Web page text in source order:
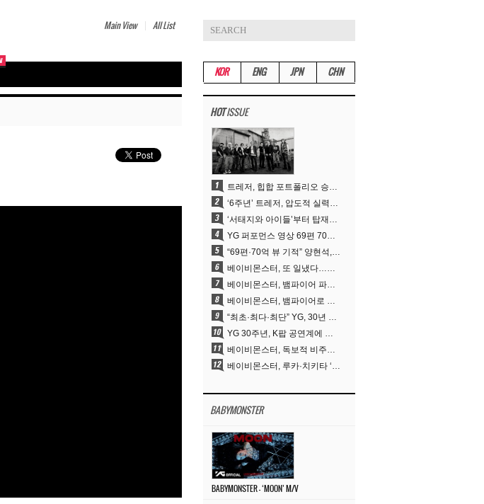
Main View All List
KOR ENG JPN CHN
HOTISSUE
트레저, 힙합 포트폴리오 승부수 통했다…데뷔 6주년 새 도약
‘6주년’ 트레저, 압도적 실력으로 증명한 ‘YG의 보물’ 진가
‘서태지와 아이들’부터 탑재한 안무DNA…양현석, YG 퍼포먼스 비디오 70억 뷰 신화의 시작
YG 퍼포먼스 영상 69편 70억뷰…양현석 제작 철학 통했다
“69편·70억 뷰 기적” 양현석, YG 퍼포먼스 비디오 100% 직접 만든 이유
베이비몬스터, 또 일냈다…유튜브 월드와이드 1위
베이비몬스터, 뱀파이어 파격 변신..유튜브 트렌딩 1위 직행
베이비몬스터, 뱀파이어로 변신…‘MOON’으로 찍은 3개월 프로젝트
“최초·최다·최단” YG, 30년 뚝심이 빚어낸 K팝 투어의 새 지평
YG 30주년, K팝 공연계에 어떤 것을 남겼나
베이비몬스터, 독보적 비주얼과 압도적 소화력..’MOON’
베이비몬스터, 루카·치키타 ‘문’ 비주얼 공개…절제된 카리스마·유니크 비주얼
BABYMONSTER
BABYMONSTER – ‘MOON’ M/V